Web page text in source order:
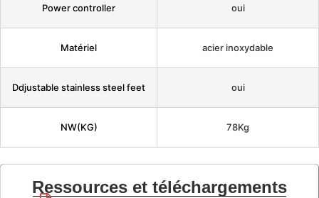
Power controller oui
Matériel acier inoxydable
Ddjustable stainless steel feet oui
NW(KG) 78Kg
Ressources et téléchargements